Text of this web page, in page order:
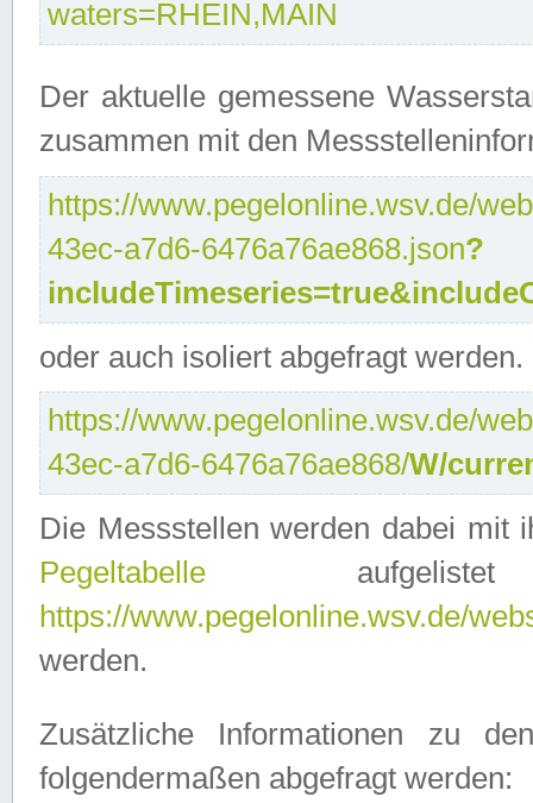
waters=RHEIN,MAIN
Der aktuelle gemessene
zusammen mit den
https://www.pegelonline.wsv.de/
43ec-a7d6-6476a76ae868.json?
oder auch isoliert abgefragt werden.
https://www.pegelonline.wsv.de/
43ec-a7d6-6476a76ae868/W/
Die Messstellen werden dabei mit
Pegeltabelle
https://www.pegelonline.wsv.de/
werden.
Zusätzliche Informationen zu
folgendermaßen abgefragt werden: